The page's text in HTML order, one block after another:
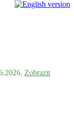
Zobrazit